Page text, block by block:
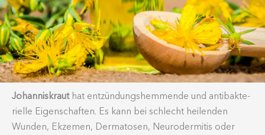
Johan­nis­krauthat entzün­dungs­hem­mende und antibak­te­
rielle Eigen­schaften. Es kann bei schlecht heilenden
Wunden, Ekzemen, Derma­tosen, Neuro­der­mitis oder